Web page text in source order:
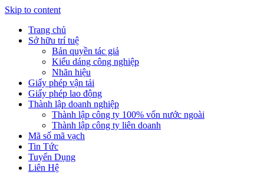
Skip to content
Trang chủ
Sở hữu trí tuệ
Bản quyền tác giả
Kiểu dáng công nghiệp
Nhãn hiệu
Giấy phép vận tải
Giấy phép lao động
Thành lập doanh nghiệp
Thành lập công ty 100% vốn nước ngoài
Thành lập công ty liên doanh
Mã số mã vạch
Tin Tức
Tuyển Dụng
Liên Hệ